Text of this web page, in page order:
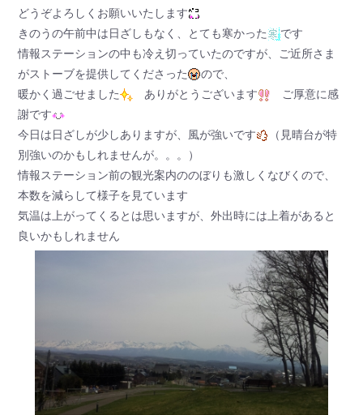
どうぞよろしくお願いいたします
きのうの午前中は日ざしもなく、とても寒かった
です
情報ステーションの中も冷え切っていたのですが、ご近所さま
がストーブを提供してくださった
ので、
暖かく過ごせました
ありがとうございます
ご厚意に感
謝です
今日は日ざしが少しありますが、風が強いです
（見晴台が特
別強いのかもしれませんが。。。）
情報ステーション前の観光案内ののぼりも激しくなびくので、
本数を減らして様子を見ています
気温は上がってくるとは思いますが、外出時には上着があると
良いかもしれません